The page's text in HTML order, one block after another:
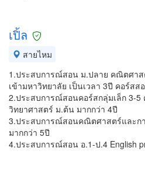
เปิ้ล
สายไหม
1.ประสบการณ์สอน ม.ปลาย คณิตศาส
เข้ามหาวิทยาลัย เป็นเวลา 3ปี คอร์สส
2.ประสบการณ์สอนคอร์สกลุ่มเล็ก 3-
วิทยาศาสตร์ ม.ต้น มากกว่า 4ปี
3.ประสบการณ์สอนคณิตศาสตร์และก
มากกว่า 5ปี
4.ประสบการณ์สอน อ.1-ป.4 English